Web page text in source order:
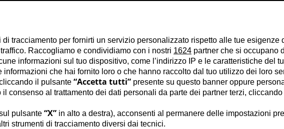
tracciamento per fornirti un servizio personalizzato rispetto alle tue esigenze
Raccogliamo e condividiamo con i nostri 1624 partner che si occupano
informazioni sul tuo dispositivo, come l’indirizzo IP e le caratteristiche del
che hai fornito loro o che hanno raccolto dal tuo utilizzo dei loro
il pulsante “Accetta tutti” presente su questo banner oppure
consenso al trattamento dei dati personali da parte dei partner terzi,
pulsante “X” in alto a destra), acconsenti al permanere delle impostazioni
strumenti di tracciamento diversi dai tecnici.